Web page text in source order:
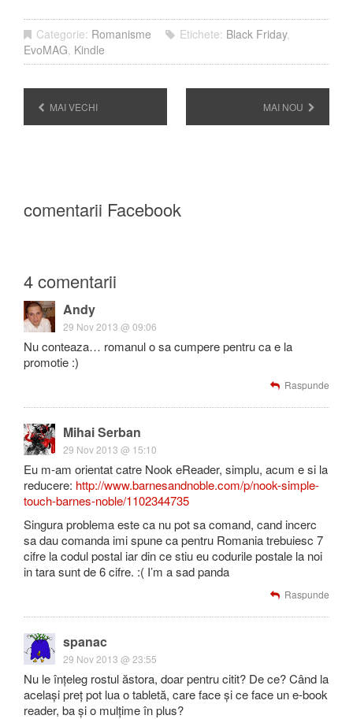
Categorie: Romanisme Etichete: Black Friday,
EvoMAG, Kindle
MAI VECHI MAI NOU
comentarii Facebook
4 comentarii
Andy
29 Nov 2013 @ 09:06
Nu conteaza… romanul o sa cumpere pentru ca e la
promotie :)
Raspunde
Mihai Serban
29 Nov 2013 @ 15:10
Eu m-am orientat catre Nook eReader, simplu, acum e si la
reducere: http://www.barnesandnoble.com/p/nook-simple-
touch-barnes-noble/1102344735
Singura problema este ca nu pot sa comand, cand incerc
sa dau comanda imi spune ca pentru Romania trebuiesc 7
cifre la codul postal iar din ce stiu eu codurile postale la noi
in tara sunt de 6 cifre. :( I’m a sad panda
Raspunde
spanac
29 Nov 2013 @ 23:55
Nu le înțeleg rostul ăstora, doar pentru citit? De ce? Când la
același preț pot lua o tabletă, care face și ce face un e-book
reader, ba și o mulțime în plus?